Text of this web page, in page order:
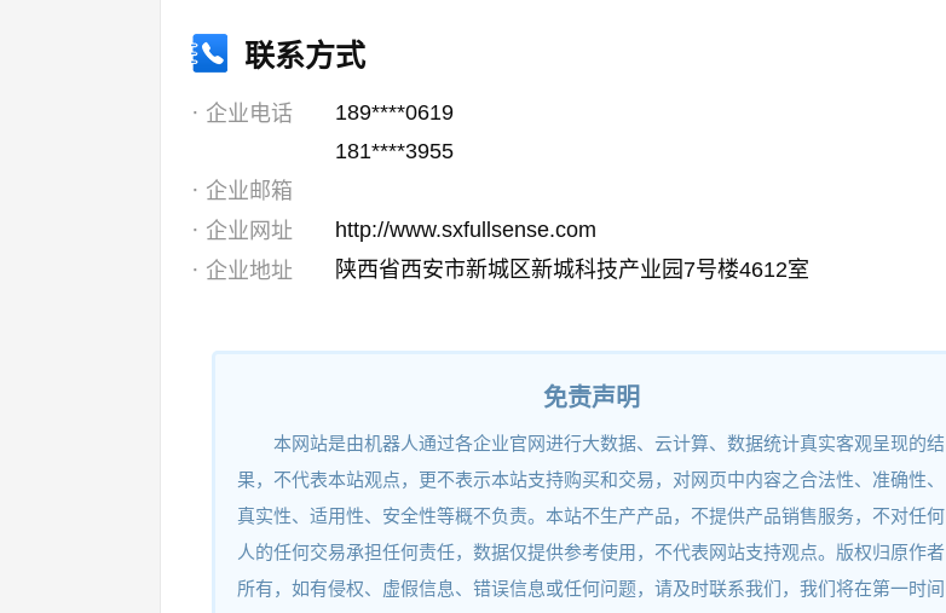
联系方式
企业电话
189****0619
181****3955
企业邮箱
企业网址
http://www.sxfullsense.com
企业地址
陕西省西安市新城区新城科技产业园7号楼4612室
免责声明
本网站是由机器人通过各企业官网进行大数据、云计算、数据统计真实客观呈现的结
果，不代表本站观点，更不表示本站支持购买和交易，对网页中内容之合法性、准确性、
真实性、适用性、安全性等概不负责。本站不生产产品，不提供产品销售服务，不对任何
人的任何交易承担任何责任，数据仅提供参考使用，不代表网站支持观点。版权归原作者
所有，如有侵权、虚假信息、错误信息或任何问题，请及时联系我们，我们将在第一时间